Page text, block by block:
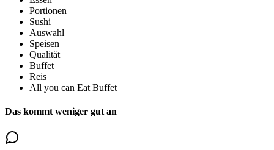
Portionen
Sushi
Auswahl
Speisen
Qualität
Buffet
Reis
All you can Eat Buffet
Das kommt weniger gut an